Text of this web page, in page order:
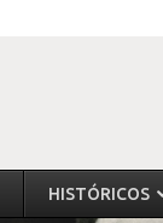
HISTÓRICOS